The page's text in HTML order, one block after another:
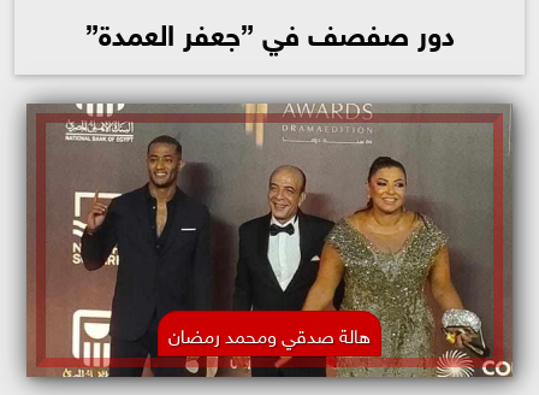
دور صفصف في ”جعفر العمدة”
هالة صدقي ومحمد رمضان